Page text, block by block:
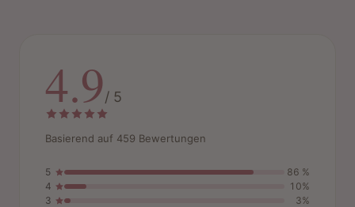
Wie viele Sets benötigen Sie?
Durchschnittlicher Verbrauch: 1 Set pro 10 cm
Dickes Haar: Für eine vollständige Abdeckung ein
zusätzliches Set hinzufügen.
4.9/ 5
Basierend auf 459 Bewertungen
5
86 %
4
10%
3
3%